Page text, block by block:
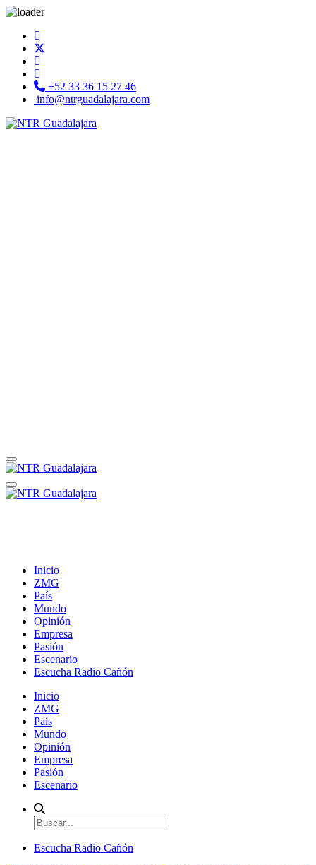
+52 33 36 15 27 46
info@ntrguadalajara.com
Inicio
ZMG
País
Mundo
Opinión
Empresa
Pasión
Escenario
Escucha Radio Cañón
Inicio
ZMG
País
Mundo
Opinión
Empresa
Pasión
Escenario
Escucha Radio Cañón